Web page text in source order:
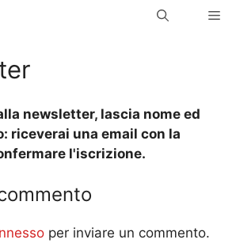
newsletter, lascia nome ed
riceverai una email con la
l'iscrizione.
per inviare un commento.